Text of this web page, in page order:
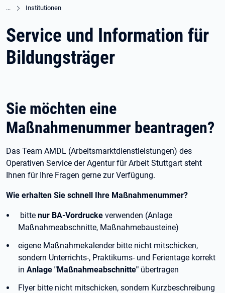
Institutionen
Service und Information für
Bildungsträger
Sie möchten eine
Maßnahmenummer beantragen?
Das Team AMDL (Arbeitsmarktdienstleistungen) des
Operativen Service der Agentur für Arbeit Stuttgart steht
Ihnen für Ihre Fragen gerne zur Verfügung.
Wie erhalten Sie schnell Ihre Maßnahmenummer?
bitte nur BA-Vordrucke verwenden (Anlage
Maßnahmeabschnitte, Maßnahmebausteine)
eigene Maßnahmekalender bitte nicht mitschicken,
sondern Unterrichts-, Praktikums- und Ferientage korrekt
in Anlage "Maßnahmeabschnitte" übertragen
Flyer bitte nicht mitschicken, sondern Kurzbeschreibung